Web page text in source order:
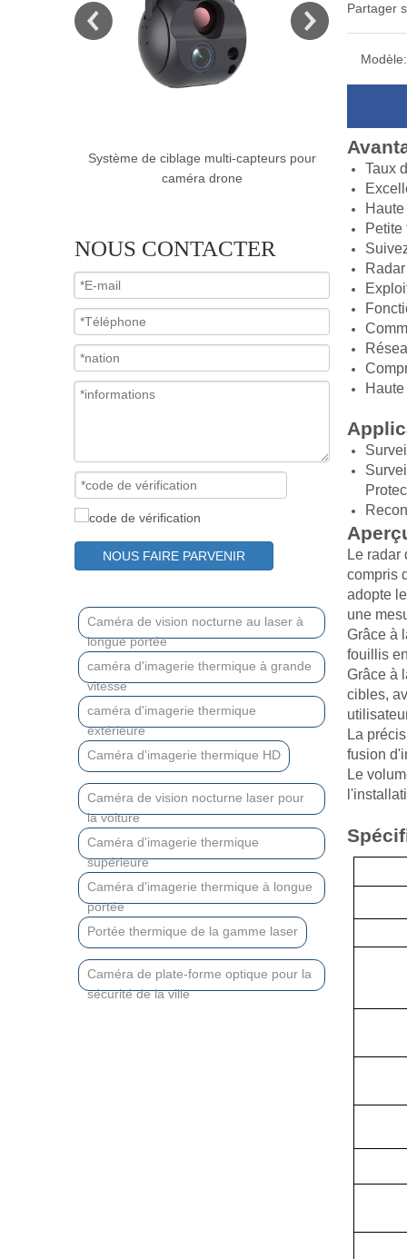
Système de ciblage à double capteur avec
caméra drone
Système
NOUS CONTACTER
NOUS FAIRE PARVENIR
Caméra de vision nocturne au laser à
longue portée
caméra d'imagerie thermique à grande
vitesse
caméra d'imagerie thermique
extérieure
Caméra d'imagerie thermique HD
Caméra de vision nocturne laser pour
la voiture
Caméra d'imagerie thermique
supérieure
Caméra d'imagerie thermique à longue
portée
Portée thermique de la gamme laser
Caméra de plate-forme optique pour la
sécurité de la ville
Partager
Modèle:
Taux
Petite
Le
compris
adopte
une
Grâce à
fouillis
Grâce à
cibles,
La
fusion
Le